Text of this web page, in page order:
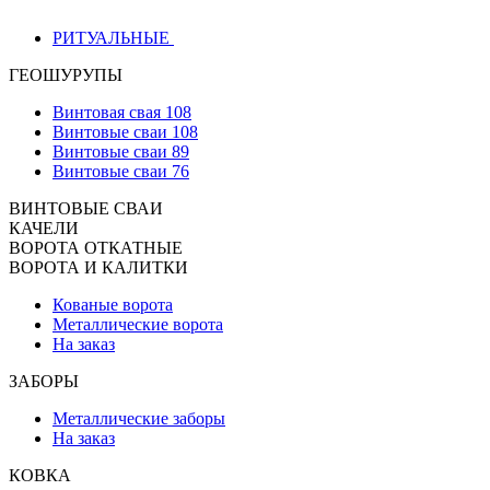
РИТУАЛЬНЫЕ
ГЕОШУРУПЫ
Винтовая свая 108
Винтовые сваи 108
Винтовые сваи 89
Винтовые сваи 76
ВИНТОВЫЕ СВАИ
КАЧЕЛИ
ВОРОТА ОТКАТНЫЕ
ВОРОТА И КАЛИТКИ
Кованые ворота
Металлические ворота
На заказ
ЗАБОРЫ
Металлические заборы
На заказ
КОВКА